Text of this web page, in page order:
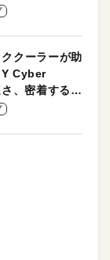
クーラーが助
Cyber
、密着する冷
性がグッド！